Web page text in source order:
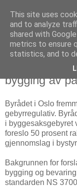
04 oktober 2010
50% rabatt
bygging av
Byrådet i Oslo
gebyrregulativ.
i byggesaksgebyret
foreslo 50 prosent
gjennomslag i
Bakgrunnen for
bygging og
standarden NS
This site uses
and to analyze
shared with
metrics to ensure
statistics, and to